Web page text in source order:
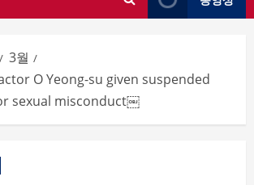
3월
actor O Yeong-su given suspended
sexual misconduct￼